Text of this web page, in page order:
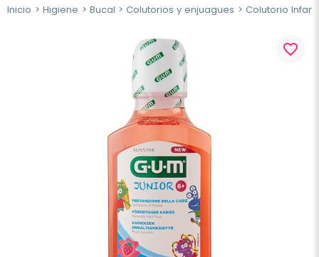
Inicio Higiene Bucal Colutorios y enjuagues Colutorio
favorite_border